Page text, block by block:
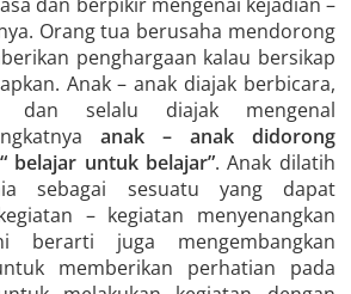
Orang tua berusaha mendorong
penghargaan kalau bersikap
Anak – anak diajak berbicara,
dan selalu diajak mengenal
anak – anak didorong
belajar untuk belajar”. Anak dilatih
sebagai sesuatu yang dapat
– kegiatan menyenangkan
berarti juga mengembangkan
memberikan perhatian pada